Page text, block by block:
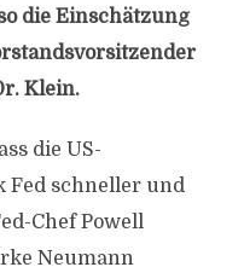
die Einschätzung
Klein.
die US-
Fed schneller und
Chef Powell
Neumann